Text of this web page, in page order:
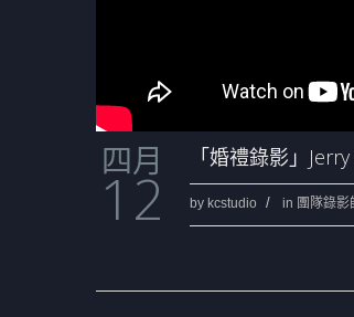
四月
12
「婚禮錄影」
by kcstudio in 團隊錄影